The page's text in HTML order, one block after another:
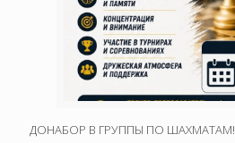
ДОНАБОР В ГРУППЫ ПО ШАХМАТАМ!